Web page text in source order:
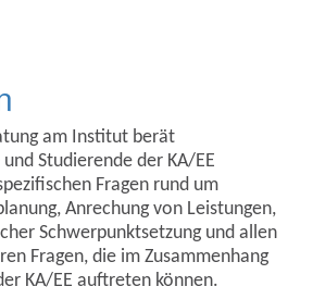
am Institut berät
Studierende der KA/EE
Fragen rund um
Anrechung von Leistungen,
Schwerpunktsetzung und allen
Fragen, die im Zusammenhang
KA/EE auftreten können.